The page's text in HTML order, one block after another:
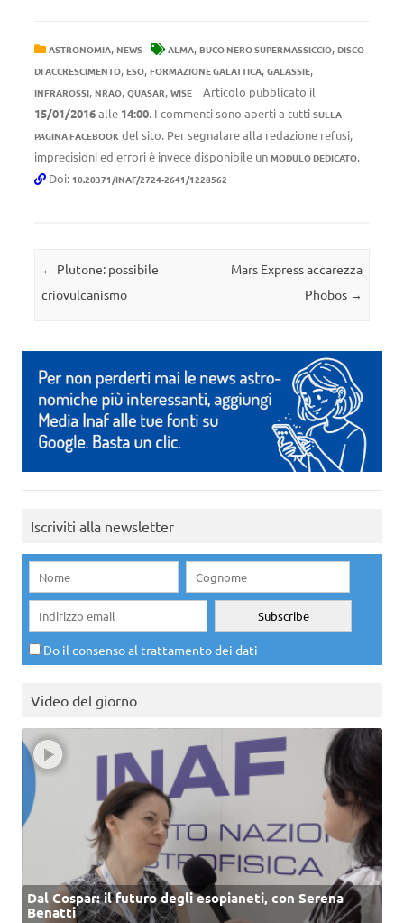
ASTRONOMIA, NEWS ALMA, BUCO NERO SUPERMASSICCIO, DISCO
DI ACCRESCIMENTO, ESO, FORMAZIONE GALATTICA, GALASSIE,
INFRAROSSI, NRAO, QUASAR, WISE
Articolo pubblicato il
15/01/2016alle 14:00. I commenti sono aperti a tutti SULLA
PAGINA FACEBOOK del sito. Per segnalare alla redazione refusi,
imprecisioni ed errori è invece disponibile un MODULO DEDICATO.
Doi: 10.20371/INAF/2724-2641/1228562
Navigazione articolo
← Plutone: possibile
criovulcanismo
Mars Express accarezza
Phobos →
Iscriviti alla newsletter
Do il consenso al trattamento dei dati
Video del giorno
Dal Cospar: il futuro degli esopianeti, con Serena
Benatti